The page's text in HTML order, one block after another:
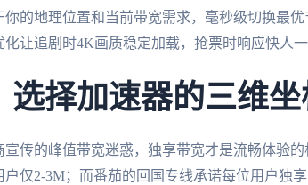
你的地理位置和当前带宽需求，毫秒级切换最
化让追剧时4K画质稳定加载，抢票时响应快人一
选择加速器的三维
宣传的峰值带宽迷惑，独享带宽才是流畅体验
户仅2-3M；而番茄的回国专线承诺每位用户独